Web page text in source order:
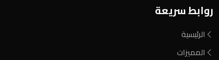
روابط سريعة
الرئيسية
المميزات